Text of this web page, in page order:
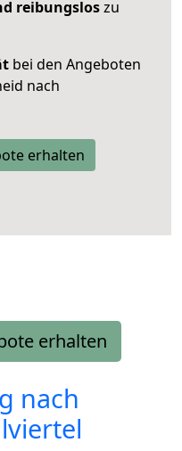
reibungsloszu
bei den Angeboten
nach
erhalten
erhalten
nach